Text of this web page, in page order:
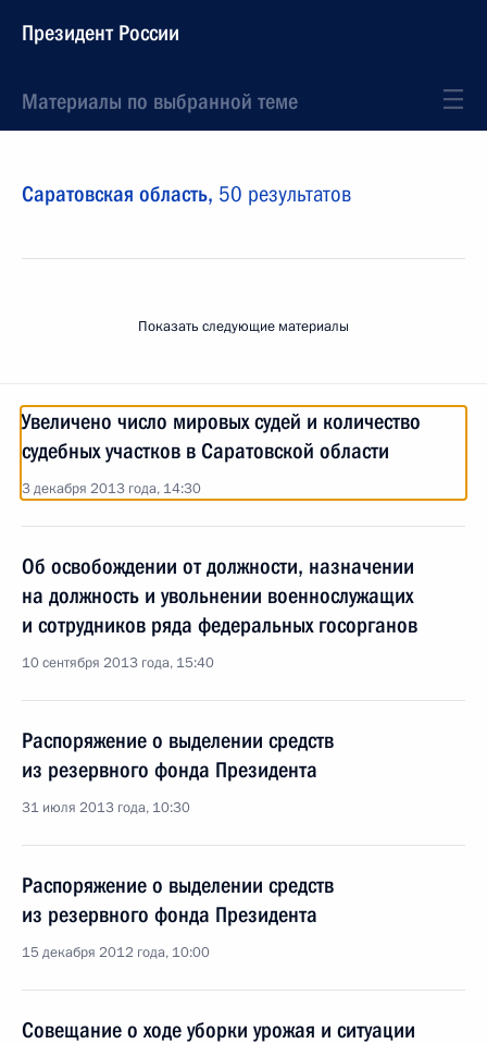
Президент России
Материалы по выбранной теме
Саратовская область, 50 результатов
Показать следующие материалы
Увеличено число мировых судей и количество
судебных участков в Саратовской области
3 декабря 2013 года, 14:30
Об освобождении от должности, назначении
на должность и увольнении военнослужащих
и сотрудников ряда федеральных госорганов
10 сентября 2013 года, 15:40
Распоряжение о выделении средств
из резервного фонда Президента
31 июля 2013 года, 10:30
Распоряжение о выделении средств
из резервного фонда Президента
15 декабря 2012 года, 10:00
Совещание о ходе уборки урожая и ситуации